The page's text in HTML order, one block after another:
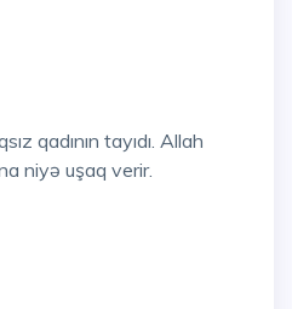
qadının tayıdı. Allah
niyə uşaq verir.